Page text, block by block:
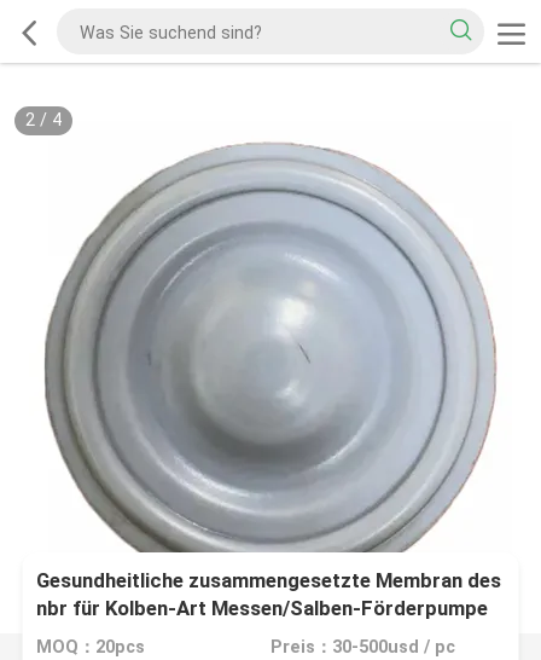
2/ 4
Gesundheitliche zusammengesetzte Membran des
nbr für Kolben-Art Messen/Salben-Förderpumpe
MOQ：20pcs Preis：30-500usd / pc